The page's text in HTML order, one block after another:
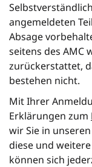
angemeldeten
Absage
seitens des AMC
zurückerstattet,
bestehen nicht.
Mit Ihrer
Erklärungen zum
wir Sie in
diese und
können sich